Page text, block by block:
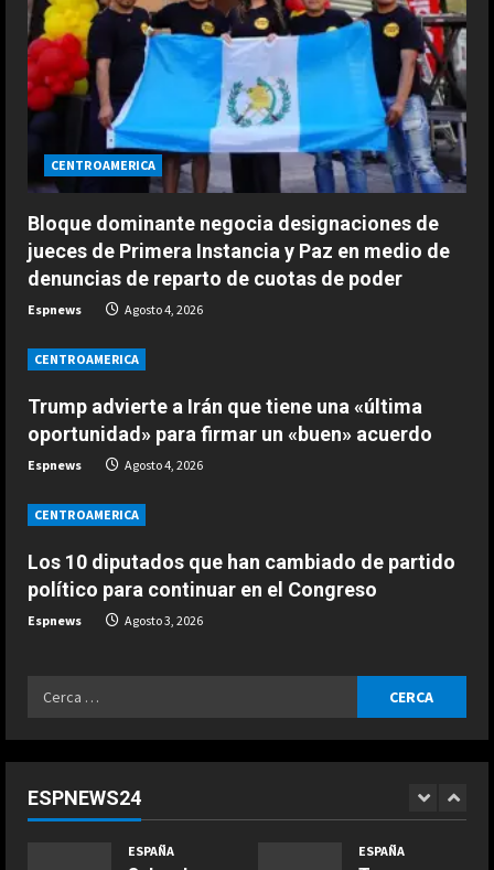
e
a
d
n
g
CENTROAMERICA
Bloque dominante negocia designaciones de
jueces de Primera Instancia y Paz en medio de
denuncias de reparto de cuotas de poder
Espnews Agosto 4, 2026
CENTROAMERICA
Trump advierte a Irán que tiene una «última
oportunidad» para firmar un «buen» acuerdo
Espnews Agosto 4, 2026
CENTROAMERICA
Los 10 diputados que han cambiado de partido
político para continuar en el Congreso
Espnews Agosto 3, 2026
Ricerca
ESPNEWS24
ESPAÑA ESPAÑA